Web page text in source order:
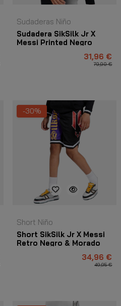
Sudaderas Niño
Sudadera SikSilk Jr X
Messi Printed Negro
31,96 €
79,90 €
-30%
Short Niño
Short SikSilk Jr X Messi
Retro Negro & Morado
34,96 €
49,95 €